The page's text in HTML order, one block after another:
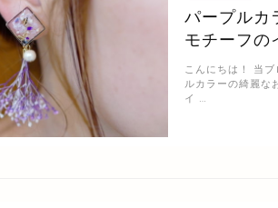
パープルカ
モチーフの
こんにちは！ 当
ルカラーの綺麗な
イ …